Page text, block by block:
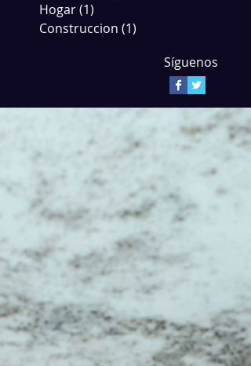
Hogar(1)
Construccion (1)
Síguenos